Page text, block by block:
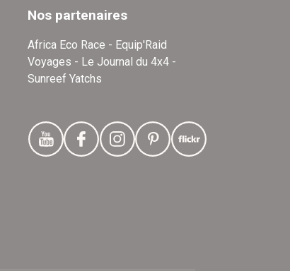
Nos partenaires
Africa Eco Race - Equip'Raid
Voyages - Le Journal du 4x4 -
Sunreef Yatchs